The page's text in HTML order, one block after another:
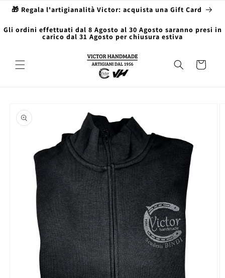
direttamente
🎁 Regala l'artigianalità Victor: acquista una Gift Card
Gli ordini effettuati dal 8 Agosto al 30 Agosto saranno presi in
carico dal 31 Agosto per chiusura estiva
Carrello
informazioni
sul prodotto